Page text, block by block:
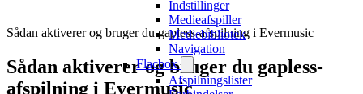
Indstillinger
Medieafspiller
Mediebibliotek
Navigation
Flacbox
Afspilningslister
Sådan aktiverer og bruger du gapless-afspilning i Evermusic
Sådan aktiverer og bruger du gapless-
afspilning i Evermusic